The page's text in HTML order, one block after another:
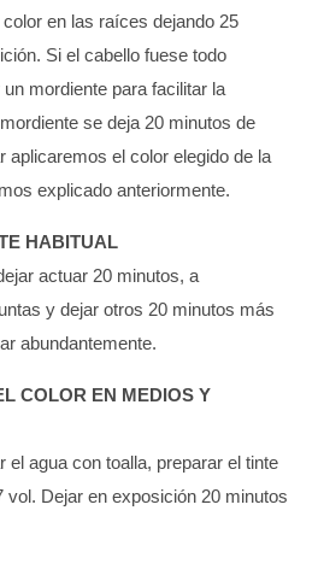
en las raíces dejando 25
Si el cabello fuese todo
mordiente para facilitar la
se deja 20 minutos de
aplicaremos el color elegido de la
explicado anteriormente.
HABITUAL
actuar 20 minutos, a
y dejar otros 20 minutos más
abundantemente.
COLOR EN MEDIOS Y
el agua con toalla, preparar el tinte
vol. Dejar en exposición 20 minutos